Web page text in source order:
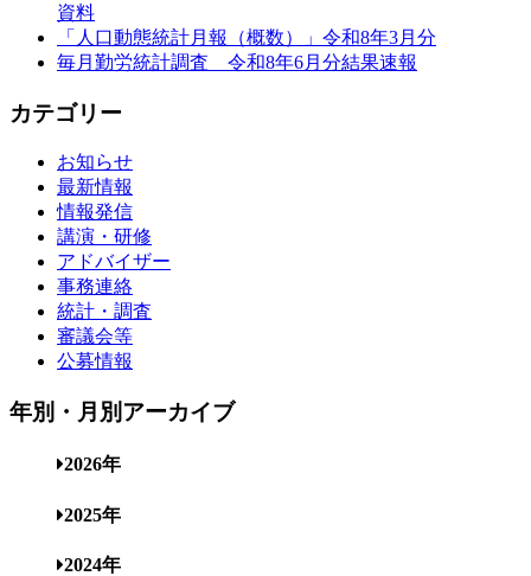
資料
「人口動態統計月報（概数）」令和8年3月分
毎月勤労統計調査 令和8年6月分結果速報
カテゴリー
お知らせ
最新情報
情報発信
講演・研修
アドバイザー
事務連絡
統計・調査
審議会等
公募情報
年別・月別アーカイブ
2026年
2025年
2024年